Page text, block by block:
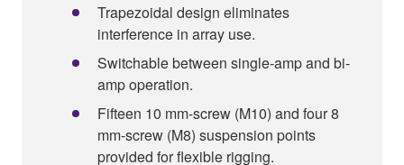
Trapezoidal design eliminates
interference in array use.
Switchable between single-amp and bi-
amp operation.
Fifteen 10 mm-screw (M10) and four 8
mm-screw (M8) suspension points
provided for flexible rigging.